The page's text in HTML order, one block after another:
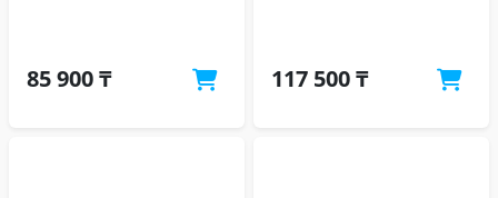
85 900 ₸ 117 500 ₸